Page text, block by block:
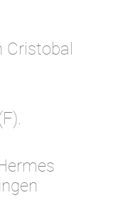
Cristobal